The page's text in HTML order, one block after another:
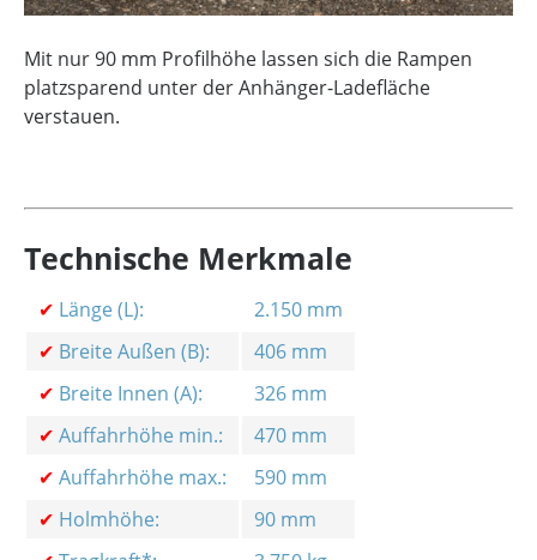
Mit nur 90 mm Profilhöhe lassen sich die Rampen
platzsparend unter der Anhänger-Ladefläche
verstauen.
Technische Merkmale
✔ Länge (L):
2.150 mm
✔ Breite Außen (B):
406 mm
✔ Breite Innen (A):
326 mm
✔ Auffahrhöhe min.:
470 mm
✔ Auffahrhöhe max.:
590 mm
✔ Holmhöhe:
90 mm